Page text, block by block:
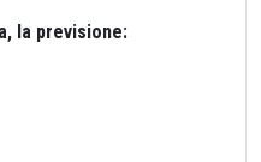
la previsione: